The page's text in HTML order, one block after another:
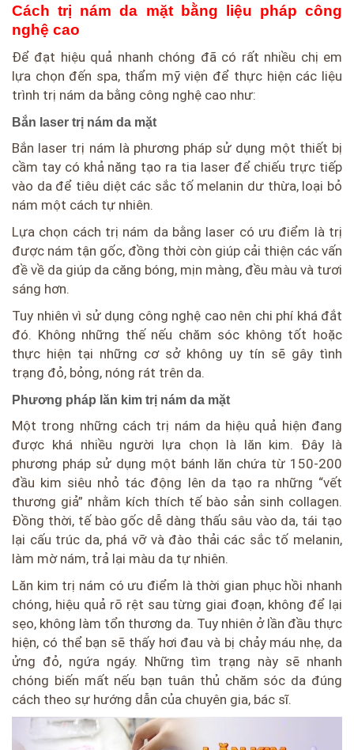
Cách trị nám da mặt bằng liệu pháp công
nghệ cao
Để đạt hiệu quả nhanh chóng đã có rất nhiều chị em
lựa chọn đến spa, thẩm mỹ viện để thực hiện các liệu
trình trị nám da bằng công nghệ cao như:
Bắn laser trị nám da mặt
Bắn laser trị nám là phương pháp sử dụng một thiết bị
cầm tay có khả năng tạo ra tia laser để chiếu trực tiếp
vào da để tiêu diệt các sắc tố melanin dư thừa, loại bỏ
nám một cách tự nhiên.
Lựa chọn cách trị nám da bằng laser có ưu điểm là trị
được nám tận gốc, đồng thời còn giúp cải thiện các vấn
đề về da giúp da căng bóng, mịn màng, đều màu và tươi
sáng hơn.
Tuy nhiên vì sử dụng công nghệ cao nên chi phí khá đắt
đó. Không những thế nếu chăm sóc không tốt hoặc
thực hiện tại những cơ sở không uy tín sẽ gây tình
trạng đỏ, bỏng, nóng rát trên da.
Phương pháp lăn kim trị nám da mặt
Một trong những cách trị nám da hiệu quả hiện đang
được khá nhiều người lựa chọn là lăn kim. Đây là
phương pháp sử dụng một bánh lăn chứa từ 150-200
đầu kim siêu nhỏ tác động lên da tạo ra những “vết
thương giả” nhằm kích thích tế bào sản sinh collagen.
Đồng thời, tế bào gốc dễ dàng thấu sâu vào da, tái tạo
lại cấu trúc da, phá vỡ và đào thải các sắc tố melanin,
làm mờ nám, trả lại màu da tự nhiên.
Lăn kim trị nám có ưu điểm là thời gian phục hồi nhanh
chóng, hiệu quả rõ rệt sau từng giai đoạn, không để lại
sẹo, không làm tổn thương da. Tuy nhiên ở lần đầu thực
hiện, có thể bạn sẽ thấy hơi đau và bị chảy máu nhẹ, da
ửng đỏ, ngứa ngáy. Những tìm trạng này sẽ nhanh
chóng biến mất nếu bạn tuân thủ chăm sóc da đúng
cách theo sự hướng dẫn của chuyên gia, bác sĩ.